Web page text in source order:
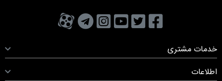
فیسبوک
تویتریوتیوب
صفحهکانال تلگرام
کانال آپارات
خدمات مشتری
اطلاعات